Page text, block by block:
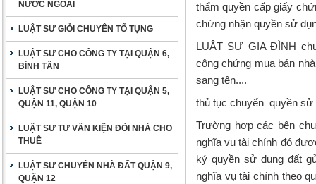
NƯỚC NGOÀI
LUẬT SƯ GIỎI CHUYÊN TỐ TỤNG
LUẬT SƯ CHO CÔNG TY TẠI QUẬN 6,
BÌNH TÂN
LUẬT SƯ CHO CÔNG TY TẠI QUẬN 5,
QUẬN 11, QUẬN 10
LUẬT SƯ TƯ VẤN KIỆN ĐÒI NHÀ CHO
THUÊ
LUẬT SƯ CHUYÊN NHÀ ĐẤT QUẬN 9,
QUẬN 12
thẩm quyền cấp giấy
chứng nhận quyền sử
LUẬT SƯ GIA ĐÌNH
công chứng mua bán
sang tên....
thủ tục chuyển quyền sử
Trường hợp các bên
nghĩa vụ tài chính đó
ký quyền sử dụng đất
nghĩa vụ tài chính theo